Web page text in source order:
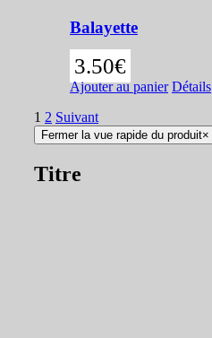
Balayette
3.50€
Ajouter au panier Détails
1 2 Suivant
Fermer la vue rapide du produit×
Titre